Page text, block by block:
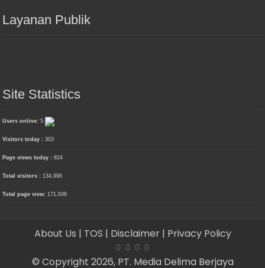
Layanan Publik
Site Statistics
Users online:5
Visitors today :303
Page views today :824
Total visitors :134,996
Total page view:171,936
About Us | TOS | Disclaimer | Privacy Policy
© Copyright 2026, PT. Media Delima Berjaya